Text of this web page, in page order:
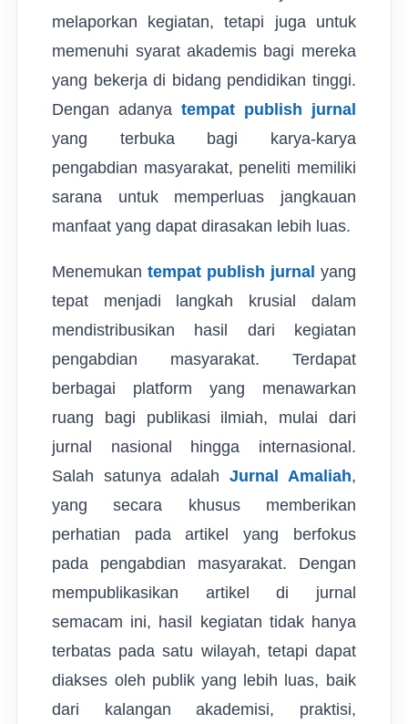
melaporkan kegiatan, tetapi juga untuk
memenuhi syarat akademis bagi mereka
yang bekerja di bidang pendidikan tinggi.
Dengan adanya tempat publish jurnal
yang terbuka bagi karya-karya
pengabdian masyarakat, peneliti memiliki
sarana untuk memperluas jangkauan
manfaat yang dapat dirasakan lebih luas.
Menemukantempat publish jurnal yang
tepat menjadi langkah krusial dalam
mendistribusikan hasil dari kegiatan
pengabdian masyarakat. Terdapat
berbagai platform yang menawarkan
ruang bagi publikasi ilmiah, mulai dari
jurnal nasional hingga internasional.
Salah satunya adalahJurnal Amaliah,
yang secara khusus memberikan
perhatian pada artikel yang berfokus
pada pengabdian masyarakat. Dengan
mempublikasikan artikel di jurnal
semacam ini, hasil kegiatan tidak hanya
terbatas pada satu wilayah, tetapi dapat
diakses oleh publik yang lebih luas, baik
dari kalangan akademisi, praktisi,